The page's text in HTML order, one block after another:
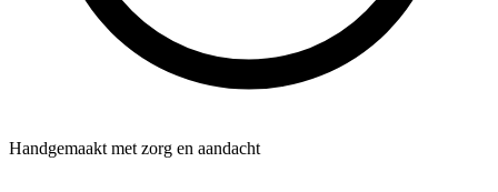
Handgemaakt met zorg en aandacht